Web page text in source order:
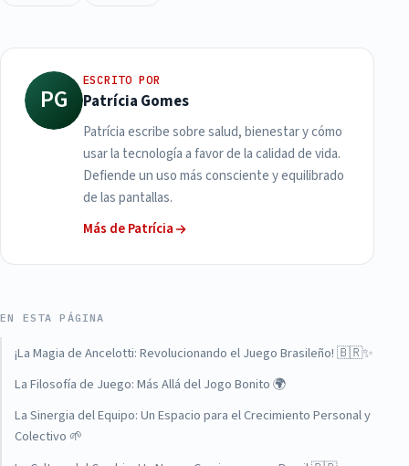
PG
ESCRITO POR
Patrícia Gomes
Patrícia escribe sobre salud, bienestar y cómo
usar la tecnología a favor de la calidad de vida.
Defiende un uso más consciente y equilibrado
de las pantallas.
Más de Patrícia
EN ESTA PÁGINA
¡La Magia de Ancelotti: Revolucionando el Juego Brasileño! 🇧🇷✨
La Filosofía de Juego: Más Allá del Jogo Bonito 🌍
La Sinergia del Equipo: Un Espacio para el Crecimiento Personal y
Colectivo 🌱